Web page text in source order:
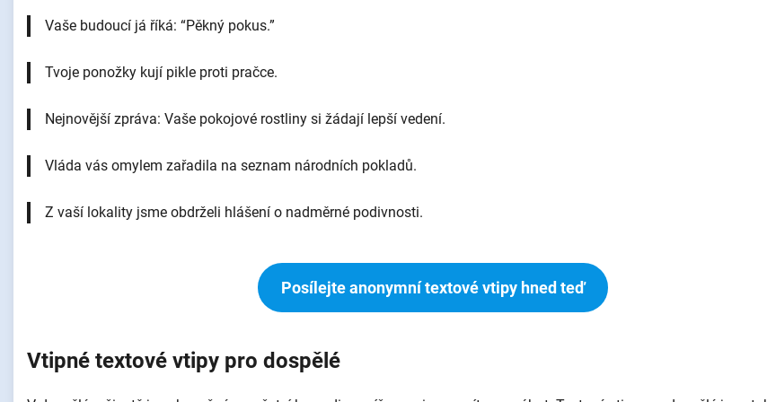
Vaše budoucí já říká: “Pěkný pokus.”
Tvoje ponožky kují pikle proti pračce.
Nejnovější zpráva: Vaše pokojové rostliny si žádají lepší vedení.
Vláda vás omylem zařadila na seznam národních pokladů.
Z vaší lokality jsme obdrželi hlášení o nadměrné podivnosti.
Posílejte anonymní textové vtipy hned teď
Vtipné textové vtipy pro dospělé